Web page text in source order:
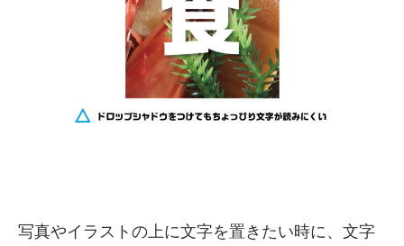
写真やイラストの上に文字を置きたい時に、文字